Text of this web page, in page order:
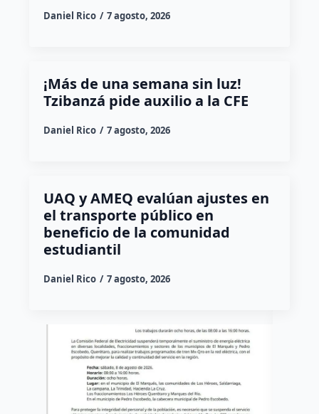
Daniel Rico 7 agosto, 2026
¡Más de una semana sin luz!
Tzibanzá pide auxilio a la CFE
Daniel Rico 7 agosto, 2026
UAQ y AMEQ evalúan ajustes en
el transporte público en
beneficio de la comunidad
estudiantil
Daniel Rico 7 agosto, 2026